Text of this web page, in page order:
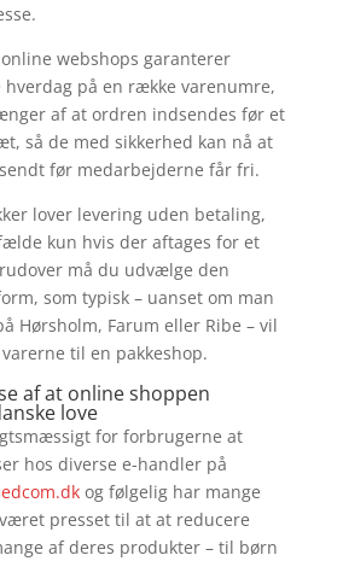
webshops garanterer
på en række varenumre,
af at ordren indsendes før et
så de med sikkerhed kan nå at
før medarbejderne får fri.
lover levering uden betaling,
kun hvis der aftages for et
må du udvælge den
som typisk – uanset om man
Hørsholm, Farum eller Ribe – vil
til en pakkeshop.
af at online shoppen
love
for forbrugerne at
hos diverse e-handler på
og følgelig har mange
presset til at at reducere
af deres produkter – til børn